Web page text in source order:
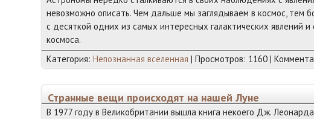
невозможно описать. Чем дальше мы заглядываем в космос, тем
с десяткой одних из самых интересных галактических явлений
космоса.
Категория:Непознанная вселенная | Просмотров: 1160 |
Странные вещи происходят на нашей Луне
В 1977 году в Великобритании вышла книга некоего Дж.